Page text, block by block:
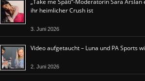
„Take me Späti“-Moderatorin Sara
ihr heimlicher Crush ist
3. Juni 2026
Video aufgetaucht – Luna und PA Sports
2. Juni 2026